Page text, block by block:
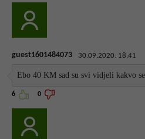
guest1601484073 30.09.2020. 18:41
Ebo 40 KM sad su svi vidjeli kakvo
6 0